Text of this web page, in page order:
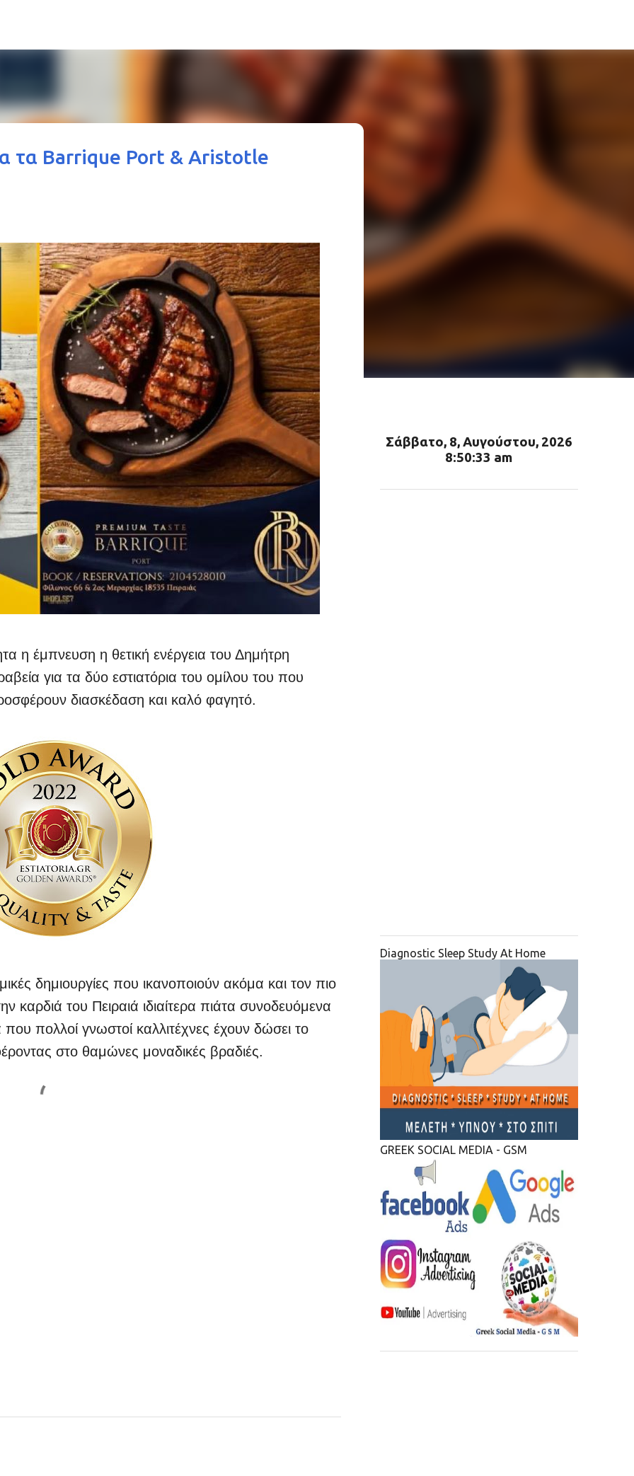
τα Barrique Port & Aristotle
η έμπνευση η θετική ενέργεια του Δημήτρη
για τα δύο εστιατόρια του ομίλου του που
διασκέδαση και καλό φαγητό.
δημιουργίες που ικανοποιούν ακόμα και τον πιο
καρδιά του Πειραιά ιδιαίτερα πιάτα συνοδευόμενα
πολλοί γνωστοί καλλιτέχνες έχουν δώσει το
στο θαμώνες μοναδικές βραδιές.
Σάββατο, 8, Αυγούστου, 2026
8:50:34 am
Diagnostic Sleep Study At Home
GREEK SOCIAL MEDIA - GSM